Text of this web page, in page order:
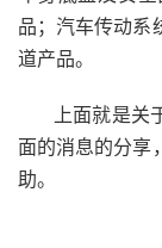
品；汽车传动系
道产品。
上面就是
面的消息的分享
助。